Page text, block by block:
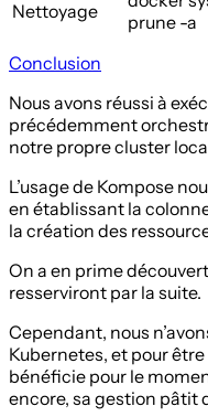
Nettoyage
prune -a
Conclusion
Nous avons réussi à
précédemment
notre propre cluster
L’usage de Kompose
en établissant la
la création des
On a en prime
resserviront par la suite.
Cependant, nous
Kubernetes, et pour
bénéficie pour le
encore, sa gestion pâtit